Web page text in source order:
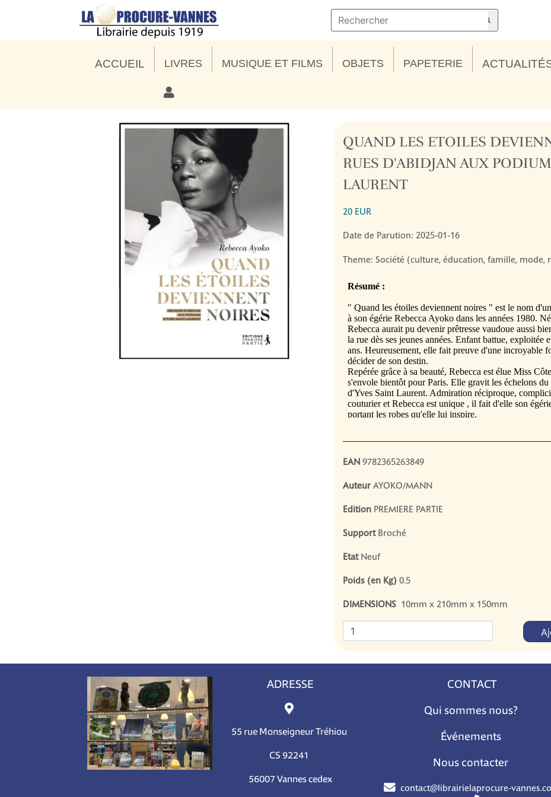
ACCUEIL LIVRES MUSIQUE ET FILMS OBJETS PAPETERIE
QUAND LES ETOILES
RUES D'ABIDJAN AUX
LAURENT
20 EUR
Date de Parution: 2025-01-16
Theme: Société (culture, éducation, famille, mode,
EAN 9782365263849
Auteur AYOKO/MANN
Edition PREMIERE PARTIE
Support Broché
Etat Neuf
Poids (en Kg) 0.5
DIMENSIONS 10mm x 210mm x 150mm
ADRESSE
55 rue Monseigneur Tréhiou
CS 92241
56007 Vannes cedex
CONTACT
Qui sommes nous?
Événements
Nous contacter
contact@librairielaprocure-